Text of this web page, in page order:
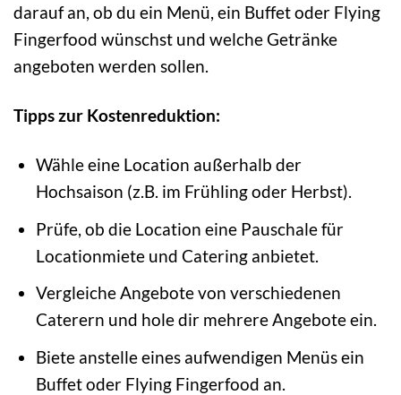
darauf an, ob du ein Menü, ein Buffet oder Flying
Fingerfood wünschst und welche Getränke
angeboten werden sollen.
Tipps zur Kostenreduktion:
Wähle eine Location außerhalb der
Hochsaison (z.B. im Frühling oder Herbst).
Prüfe, ob die Location eine Pauschale für
Locationmiete und Catering anbietet.
Vergleiche Angebote von verschiedenen
Caterern und hole dir mehrere Angebote ein.
Biete anstelle eines aufwendigen Menüs ein
Buffet oder Flying Fingerfood an.